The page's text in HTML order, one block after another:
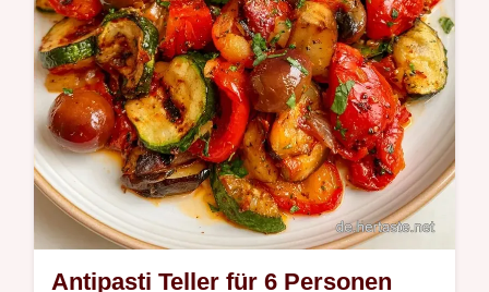
Antipasti Teller für 6 Personen